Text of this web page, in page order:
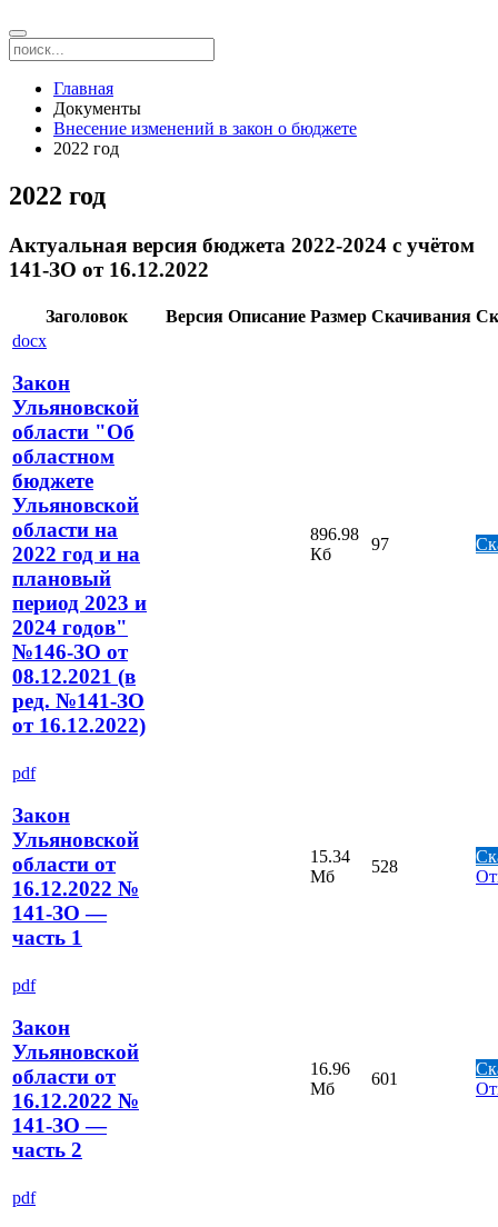
Главная
Документы
Внесение изменений в закон о бюджете
2022 год
2022 год
Актуальная версия бюджета 2022-2024 с учётом
141-ЗО от 16.12.2022
Заголовок Версия Описание Размер Скачивания
docx
Закон
Ульяновской
области "Об
областном
бюджете
Ульяновской
области на
2022 год и на
плановый
период 2023 и
2024 годов"
№146-ЗО от
08.12.2021 (в
ред. №141-ЗО
от 16.12.2022)
896.98
Кб
97
pdf
Закон
Ульяновской
области от
16.12.2022 №
141-ЗО —
часть 1
15.34
Мб
528
pdf
Закон
Ульяновской
области от
16.12.2022 №
141-ЗО —
часть 2
16.96
Мб
601
pdf